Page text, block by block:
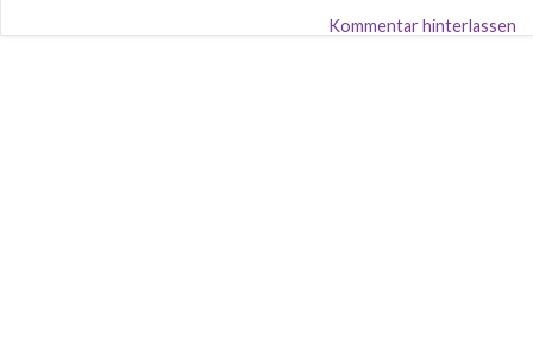
Kommentar hinterlassen